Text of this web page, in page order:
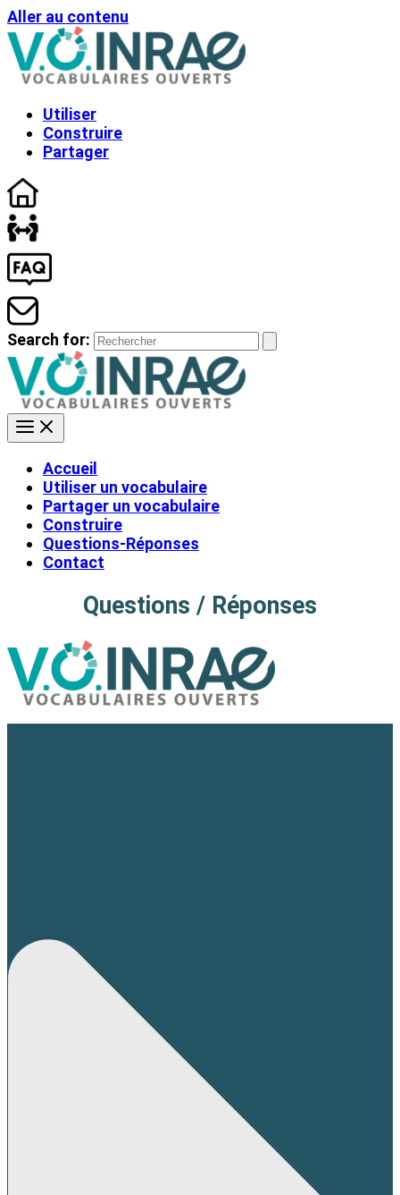
Aller au contenu
Utiliser
Construire
Partager
Search for:
Accueil
Utiliser un vocabulaire
Partager un vocabulaire
Construire
Questions-Réponses
Contact
Questions / Réponses